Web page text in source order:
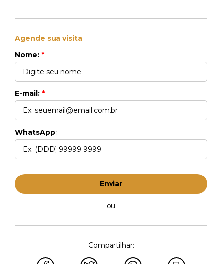
Whats Venda
Agende sua visita
Nome: *
E-mail: *
WhatsApp:
Enviar
ou
Compartilhar: